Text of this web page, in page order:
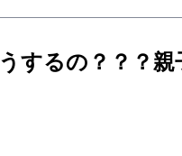
するの？？？